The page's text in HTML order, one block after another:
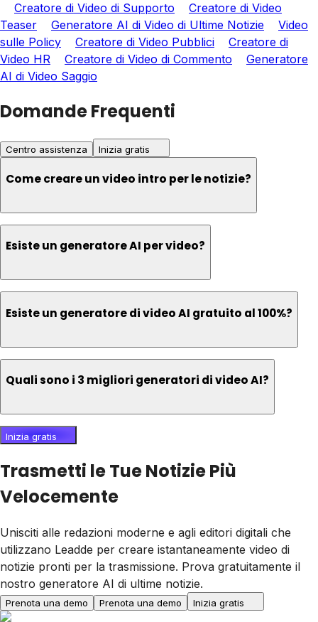
Creatore di Video di Supporto
Creatore di Video
Teaser
Generatore AI di Video di Ultime Notizie
Video
sulle Policy
Creatore di Video Pubblici
Creatore di
Video HR
Creatore di Video di Commento
Generatore
AI di Video Saggio
Domande Frequenti
Centro assistenza Inizia gratis
Come creare un video intro per le notizie?
Esiste un generatore AI per video?
Esiste un generatore di video AI gratuito al 100%?
Quali sono i 3 migliori generatori di video AI?
Inizia gratis
Trasmetti le Tue Notizie Più
Velocemente
Unisciti alle redazioni moderne e agli editori digitali che
utilizzano Leadde per creare istantaneamente video di
notizie pronti per la trasmissione. Prova gratuitamente il
nostro generatore AI di ultime notizie.
Prenota una demo Prenota una demo Inizia gratis